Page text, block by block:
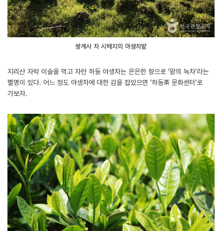
쌍계사 차 시배지의 야생차밭
지리산 자락 이슬을 먹고 자란 하동 야생차는 은은한 향으로 ‘왕의 녹차’라는
별명이 있다. 어느 정도 야생차에 대한 감을 잡았으면 ‘하동茶 문화센터’로
가보자.